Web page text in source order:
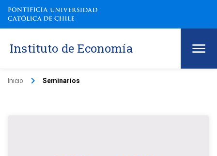
Instituto de Economía
Inicio keyboard_arrow_right Seminarios